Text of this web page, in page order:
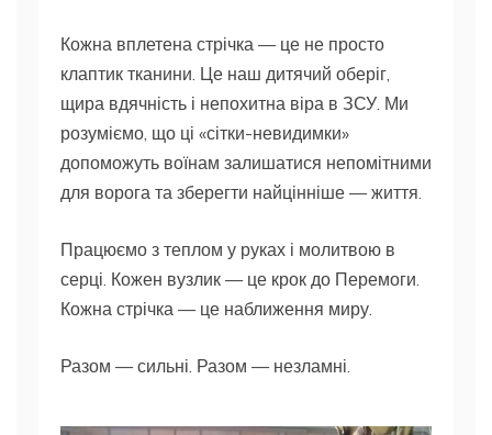
Кожна вплетена стрічка — це не просто
клаптик тканини. Це наш дитячий оберіг,
щира вдячність і непохитна віра в ЗСУ. Ми
розуміємо, що ці «сітки-невидимки»
допоможуть воїнам залишатися непомітними
для ворога та зберегти найцінніше — життя.
Працюємо з теплом у руках і молитвою в
серці. Кожен вузлик — це крок до Перемоги.
Кожна стрічка — це наближення миру.
Разом — сильні. Разом — незламні.